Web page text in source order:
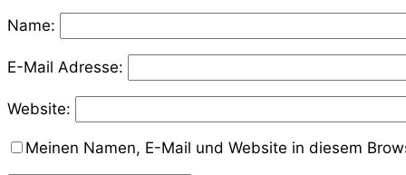
Name:
E-Mail Adresse:
Website:
Meinen Namen, E-Mail und Website in diesem